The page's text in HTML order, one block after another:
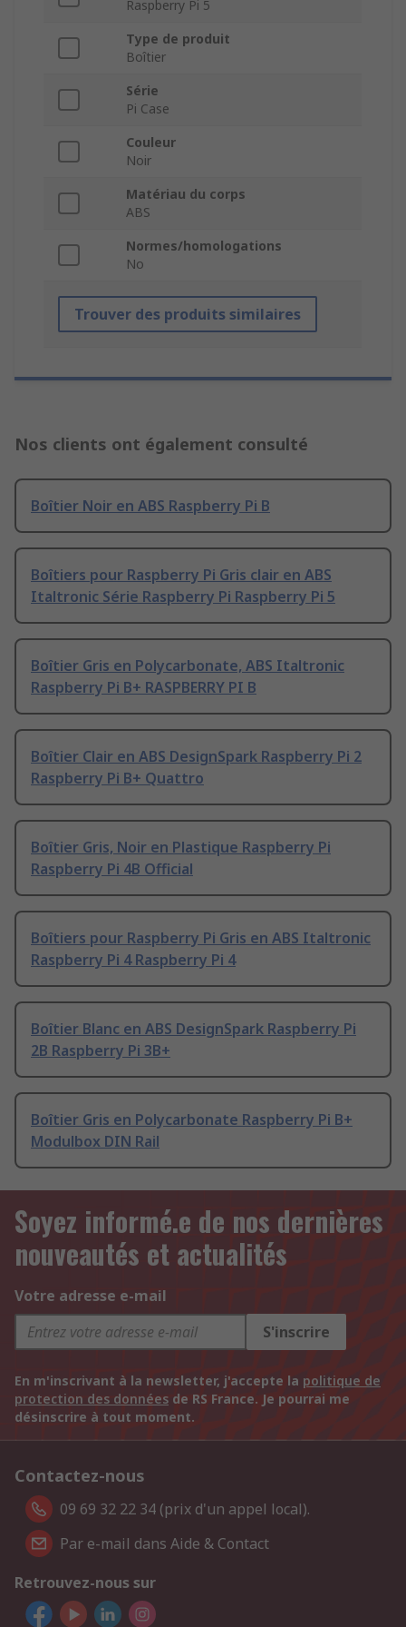
Raspberry Pi 5
Type de produit
Boîtier
Série
Pi Case
Couleur
Noir
Matériau du corps
ABS
Normes/homologations
No
Trouver des produits similaires
Nos clients ont également consulté
Boîtier Noir en ABS Raspberry Pi B
Boîtiers pour Raspberry Pi Gris clair en ABS
Italtronic Série Raspberry Pi Raspberry Pi 5
Boîtier Gris en Polycarbonate, ABS Italtronic
Raspberry Pi B+ RASPBERRY PI B
Boîtier Clair en ABS DesignSpark Raspberry Pi 2
Raspberry Pi B+ Quattro
Boîtier Gris, Noir en Plastique Raspberry Pi
Raspberry Pi 4B Official
Boîtiers pour Raspberry Pi Gris en ABS Italtronic
Raspberry Pi 4 Raspberry Pi 4
Boîtier Blanc en ABS DesignSpark Raspberry Pi
2B Raspberry Pi 3B+
Boîtier Gris en Polycarbonate Raspberry Pi B+
Modulbox DIN Rail
Soyez informé.e de nos dernières
nouveautés et actualités
Votre adresse e-mail
S'inscrire
En m'inscrivant à la newsletter, j'accepte la politique de
protection des données de RS France. Je pourrai me
désinscrire à tout moment.
Contactez-nous
09 69 32 22 34 (prix d'un appel local).
Par e-mail dans Aide & Contact
Retrouvez-nous sur